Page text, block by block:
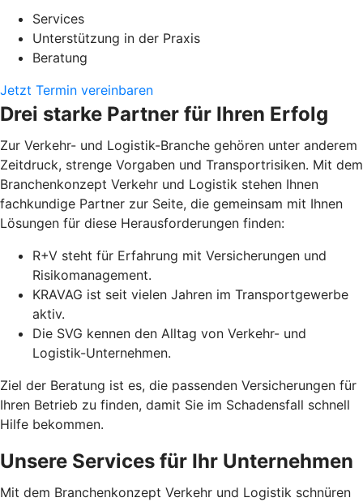
Services
Unterstützung in der Praxis
Beratung
Jetzt Termin vereinbaren
Drei starke Partner für Ihren Erfolg
Zur Verkehr- und Logistik-Branche gehören unter anderem
Zeitdruck, strenge Vorgaben und Transportrisiken. Mit dem
Branchenkonzept Verkehr und Logistik stehen Ihnen
fachkundige Partner zur Seite, die gemeinsam mit Ihnen
Lösungen für diese Herausforderungen finden:
R+V steht für Erfahrung mit Versicherungen und
Risikomanagement.
KRAVAG ist seit vielen Jahren im Transportgewerbe
aktiv.
Die SVG kennen den Alltag von Verkehr- und
Logistik-Unternehmen.
Ziel der Beratung ist es, die passenden Versicherungen für
Ihren Betrieb zu finden, damit Sie im Schadensfall schnell
Hilfe bekommen.
Unsere Services für Ihr Unternehmen
Mit dem Branchenkonzept Verkehr und Logistik schnüren